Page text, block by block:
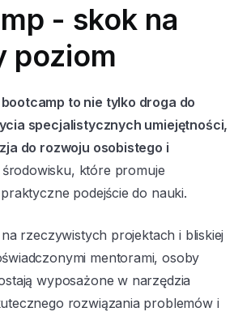
- skok na
poziom
bootcamp to nie tylko droga do
specjalistycznych umiejętności,
do rozwoju osobistego i
które promuje
podejście do nauki.
rzeczywistych projektach i bliskiej
mentorami, osoby
wyposażone w narzędzia
rozwiązania problemów i